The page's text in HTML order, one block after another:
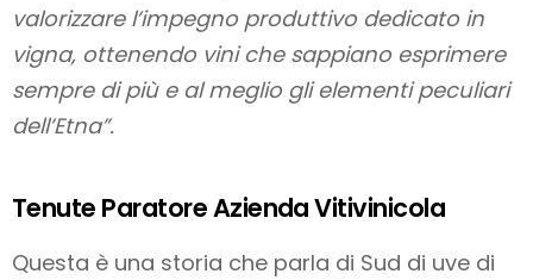
valorizzare l’impegno produttivo dedicato in
vigna, ottenendo vini che sappiano esprimere
sempre di più e al meglio gli elementi peculiari
dell’Etna”.
Tenute Paratore Azienda Vitivinicola
Questa è una storia che parla di Sud di uve di